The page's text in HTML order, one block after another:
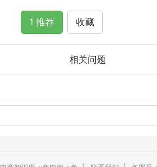
1 推荐 收藏
相关问题